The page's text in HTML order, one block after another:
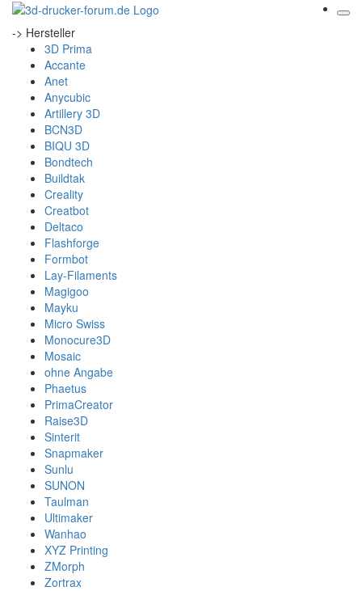
-> Hersteller
3D Prima
Accante
Anet
Anycubic
Artillery 3D
BCN3D
BIQU 3D
Bondtech
Buildtak
Creality
Creatbot
Deltaco
Flashforge
Formbot
Lay-Filaments
Magigoo
Mayku
Micro Swiss
Monocure3D
Mosaic
ohne Angabe
Phaetus
PrimaCreator
Raise3D
Sinterit
Snapmaker
Sunlu
SUNON
Taulman
Ultimaker
Wanhao
XYZ Printing
ZMorph
Zortrax